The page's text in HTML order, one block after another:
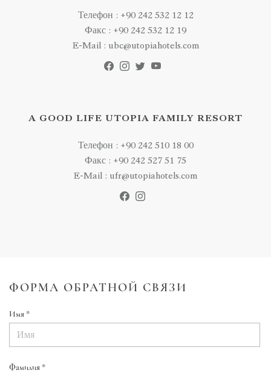
Телефон : +90 242 532 12 12
Факс : +90 242 532 12 19
E-Mail : ubc@utopiahotels.com
A GOOD LIFE UTOPIA FAMILY RESORT
Телефон : +90 242 510 18 00
Факс : +90 242 527 51 75
E-Mail : ufr@utopiahotels.com
ФОРМА ОБРАТНОЙ СВЯЗИ
Имя *
Фамилия *